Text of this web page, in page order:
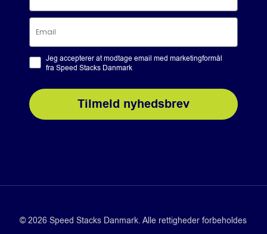
Jeg accepterer at modtage email med marketingformål
fra Speed Stacks Danmark
Tilmeld nyhedsbrev
© 2026 Speed Stacks Danmark. Alle rettigheder forbeholdes